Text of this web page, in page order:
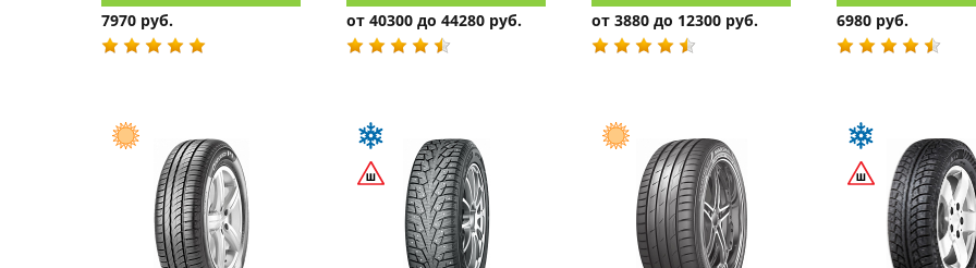
7970 руб. от 40300 до 44280 руб. от 3880 до 12300 руб. 6980 руб.